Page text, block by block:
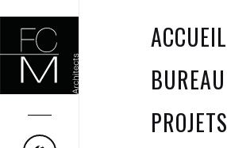
ACCUEIL
BUREAU
PROJETS